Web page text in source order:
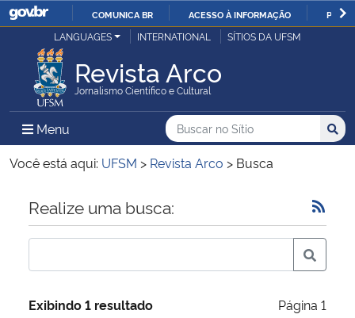
IR
O
COMUNICA BR ACESSO À INFORMAÇÃO
Ministério da Justiça e Segurança Pública
Ministério da Defesa
Ministério das Relações Exteriores
Ministério da Economia
Ministério da Infraestrutura
LANGUAGES INTERNATIONAL SÍTIOS DA UFSM
Revista Arco
Jornalismo Científico e Cultural
Menu Menu Principal do Sítio
Busca
Buscar no no Sítio
Busca:
Você está aqui: UFSM > Revista Arco > Busca
Início do conteúdo
Realize uma busca:
Exibindo 1 resultado Página 1